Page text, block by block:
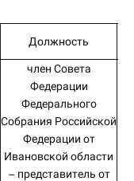
Должность
член Совета
Федерации
Федерального
Собрания Российской
Федерации от
Ивановской области
– представитель от